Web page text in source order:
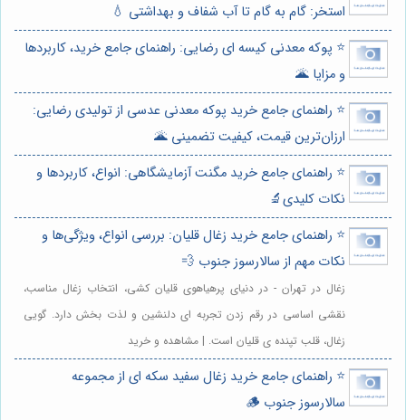
استخر: گام به گام تا آب شفاف و بهداشتی 💧
⭐️ پوکه معدنی کیسه ای رضایی: راهنمای جامع خرید، کاربردها
و مزایا 🌋
⭐️ راهنمای جامع خرید پوکه معدنی عدسی از تولیدی رضایی:
ارزان‌ترین قیمت، کیفیت تضمینی 🌋
⭐️ راهنمای جامع خرید مگنت آزمایشگاهی: انواع، کاربردها و
نکات کلیدی🔬
⭐️ راهنمای جامع خرید زغال قلیان: بررسی انواع، ویژگی‌ها و
نکات مهم از سالارسوز جنوب 💨
زغال در تهران - در دنیای پرهیاهوی قلیان کشی، انتخاب زغال مناسب،
نقشی اساسی در رقم زدن تجربه ای دلنشین و لذت بخش دارد. گویی
زغال، قلب تپنده ی قلیان است. | مشاهده و خرید
⭐️ راهنمای جامع خرید زغال سفید سکه ای از مجموعه
سالارسوز جنوب 🪵